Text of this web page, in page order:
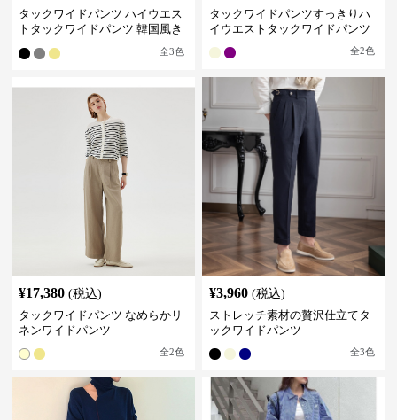
タックワイドパンツ ハイウエス
トタックワイドパンツ 韓国風き
全3色
タックワイドパンツすっきりハ
イウエストタックワイドパンツ
全2色
¥17,380 (税込)
タックワイドパンツ なめらかリ
ネンワイドパンツ
全2色
¥3,960 (税込)
ストレッチ素材の贅沢仕立てタ
ックワイドパンツ
全3色